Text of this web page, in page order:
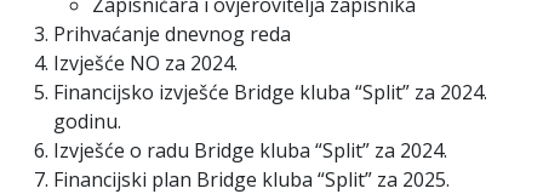
Prihvaćanje dnevnog reda
Izvješće NO za 2024.
Financijsko izvješće Bridge kluba “Split” za 2024.
godinu.
Izvješće o radu Bridge kluba “Split” za 2024.
Financijski plan Bridge kluba “Split” za 2025.